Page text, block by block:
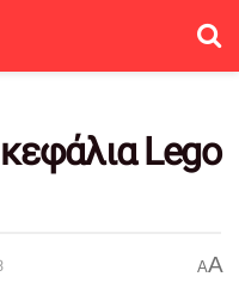
κεφάλια Lego
AA